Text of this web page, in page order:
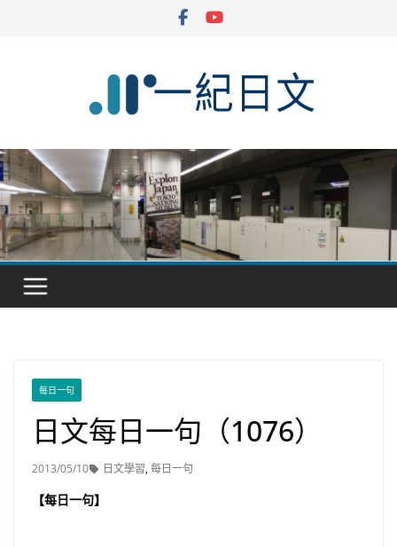
每日一句
日文每日一句（1076）
2013/05/10 日文學習,每日一句
【每日一句】